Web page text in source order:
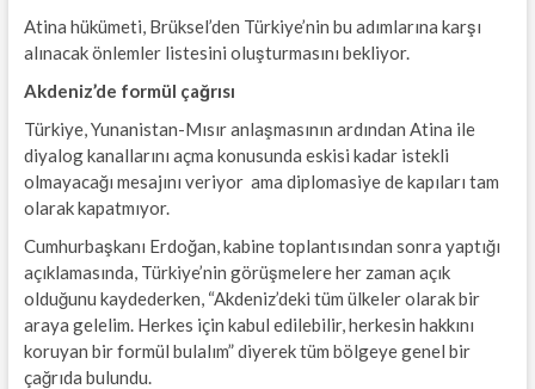
Atina hükümeti, Brüksel’den Türkiye’nin bu adımlarına karşı
alınacak önlemler listesini oluşturmasını bekliyor.
Akdeniz’de formül çağrısı
Türkiye, Yunanistan-Mısır anlaşmasının ardından Atina ile
diyalog kanallarını açma konusunda eskisi kadar istekli
olmayacağı mesajını veriyor ama diplomasiye de kapıları tam
olarak kapatmıyor.
Cumhurbaşkanı Erdoğan, kabine toplantısından sonra yaptığı
açıklamasında, Türkiye’nin görüşmelere her zaman açık
olduğunu kaydederken, “Akdeniz’deki tüm ülkeler olarak bir
araya gelelim. Herkes için kabul edilebilir, herkesin hakkını
koruyan bir formül bulalım” diyerek tüm bölgeye genel bir
çağrıda bulundu.